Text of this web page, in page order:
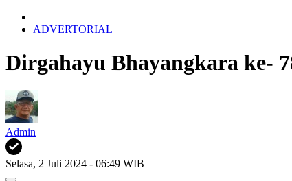
ADVERTORIAL
Dirgahayu Bhayangkara ke-
Admin
Selasa, 2 Juli 2024 - 06:49 WIB